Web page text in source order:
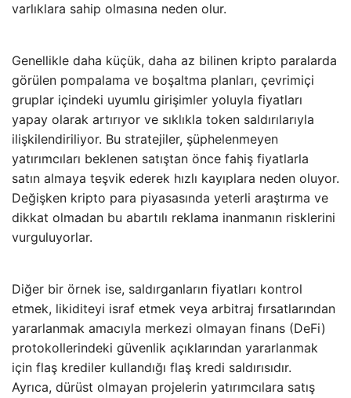
varlıklara sahip olmasına neden olur.
Genellikle daha küçük, daha az bilinen kripto paralarda
görülen pompalama ve boşaltma planları, çevrimiçi
gruplar içindeki uyumlu girişimler yoluyla fiyatları
yapay olarak artırıyor ve sıklıkla token saldırılarıyla
ilişkilendiriliyor. Bu stratejiler, şüphelenmeyen
yatırımcıları beklenen satıştan önce fahiş fiyatlarla
satın almaya teşvik ederek hızlı kayıplara neden oluyor.
Değişken kripto para piyasasında yeterli araştırma ve
dikkat olmadan bu abartılı reklama inanmanın risklerini
vurguluyorlar.
Diğer bir örnek ise, saldırganların fiyatları kontrol
etmek, likiditeyi israf etmek veya arbitraj fırsatlarından
yararlanmak amacıyla merkezi olmayan finans (DeFi)
protokollerindeki güvenlik açıklarından yararlanmak
için flaş krediler kullandığı flaş kredi saldırısıdır.
Ayrıca, dürüst olmayan projelerin yatırımcılara satış